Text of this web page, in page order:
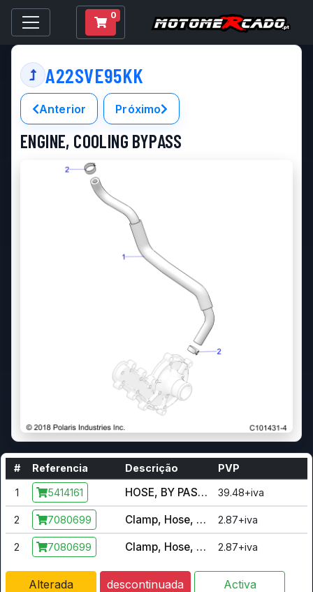
0
A22SVE95KK
Anterior Próximo
ENGINE, COOLING BYPASS
# Referencia Descrição PVP
1 5414161 HOSE, BY PASS, FORMED 39.48+iva
2 7080699 Clamp, Hose, Spring, .69 Inch 2.87+iva
2 7080699 Clamp, Hose, Spring, .69 Inch 2.87+iva
Alterada descontinuada Activa